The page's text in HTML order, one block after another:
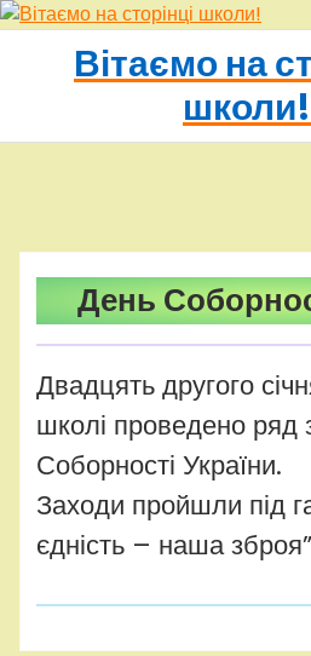
Перейти
контентуВітаємо на
школи!
Uncategorized
День
Двадцять другого
школі проведено ряд
Соборності України.
Заходи пройшли під
єдність – наша